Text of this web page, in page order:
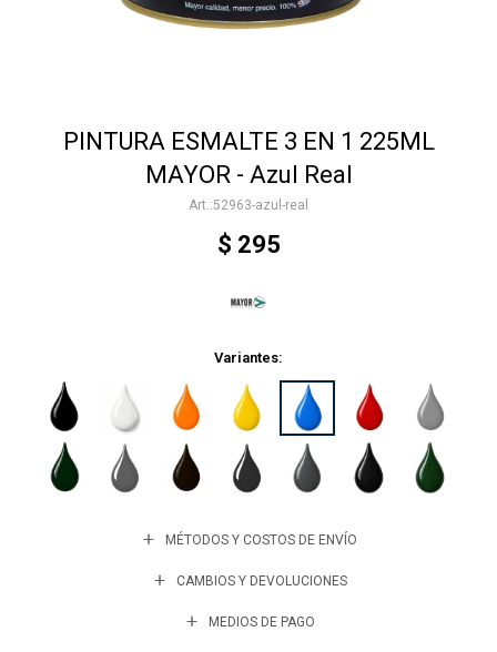
PINTURA ESMALTE 3 EN 1 225ML
MAYOR - Azul Real
52963-azul-real
$ 295
Variantes:
MÉTODOS Y COSTOS DE ENVÍO
CAMBIOS Y DEVOLUCIONES
MEDIOS DE PAGO
Varios